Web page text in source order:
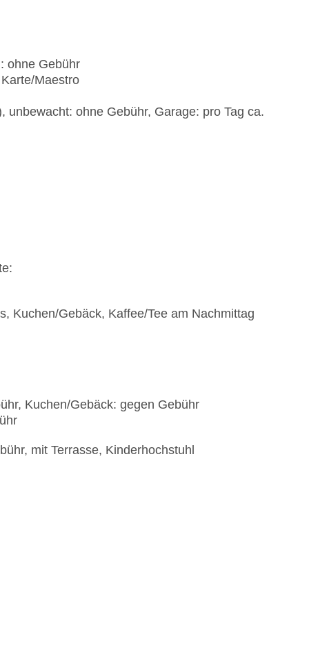
ohne Gebühr
Maestro
ohne Gebühr, Garage: pro Tag ca.
Kuchen/Gebäck, Kaffee/Tee am Nachmittag
Kuchen/Gebäck: gegen Gebühr
mit Terrasse, Kinderhochstuhl